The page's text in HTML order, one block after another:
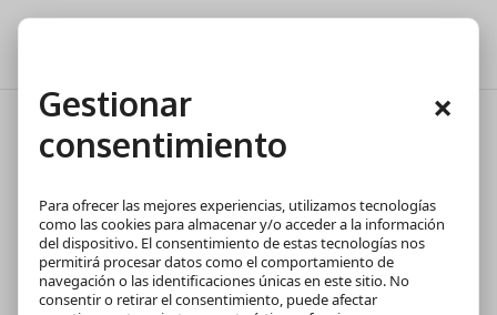
Gestionar
consentimiento
×
Para ofrecer las mejores experiencias, utilizamos tecnologías
como las cookies para almacenar y/o acceder a la información
del dispositivo. El consentimiento de estas tecnologías nos
permitirá procesar datos como el comportamiento de
navegación o las identificaciones únicas en este sitio. No
consentir o retirar el consentimiento, puede afectar
Boletín de gas: ¿qué es y
vivienda?